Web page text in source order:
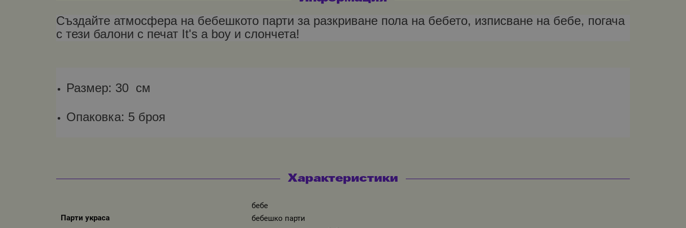
Създайте атмосфера на бебешкото парти за разкриване пола на бебето, изписване на бебе, погача
с тези балони с печат It's a boy и слончета!
Размер: 30 см
Опаковка: 5 броя
Характеристики
Парти украса
бебе
бебешко парти